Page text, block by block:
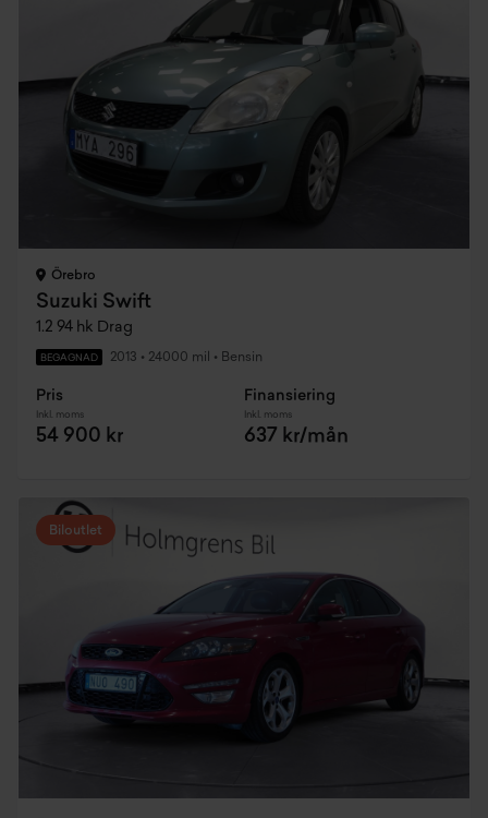
Örebro
Suzuki Swift
1.2 94 hk Drag
BEGAGNAD 2013 • 24000 mil • Bensin
Pris
Inkl. moms
54 900 kr
Finansiering
Inkl. moms
637 kr/mån
Biloutlet